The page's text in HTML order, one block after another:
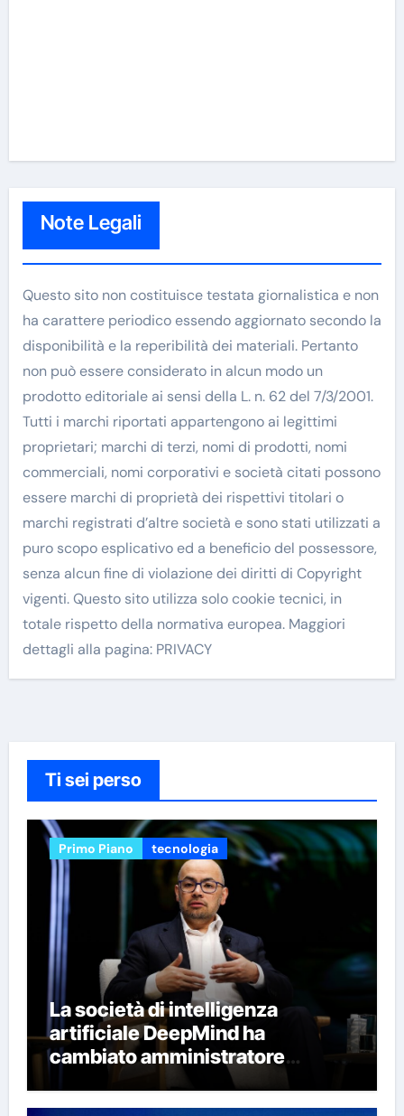
Note Legali
Questo sito non costituisce testata giornalistica e non
ha carattere periodico essendo aggiornato secondo la
disponibilità e la reperibilità dei materiali. Pertanto
non può essere considerato in alcun modo un
prodotto editoriale ai sensi della L. n. 62 del 7/3/2001.
Tutti i marchi riportati appartengono ai legittimi
proprietari; marchi di terzi, nomi di prodotti, nomi
commerciali, nomi corporativi e società citati possono
essere marchi di proprietà dei rispettivi titolari o
marchi registrati d’altre società e sono stati utilizzati a
puro scopo esplicativo ed a beneficio del possessore,
senza alcun fine di violazione dei diritti di Copyright
vigenti. Questo sito utilizza solo cookie tecnici, in
totale rispetto della normativa europea. Maggiori
dettagli alla pagina: PRIVACY
Ti sei perso
Primo Piano tecnologia
La società di intelligenza
artificiale DeepMind ha
cambiato amministratore
delegato e perso quattro dei suoi
migliori ricercatori